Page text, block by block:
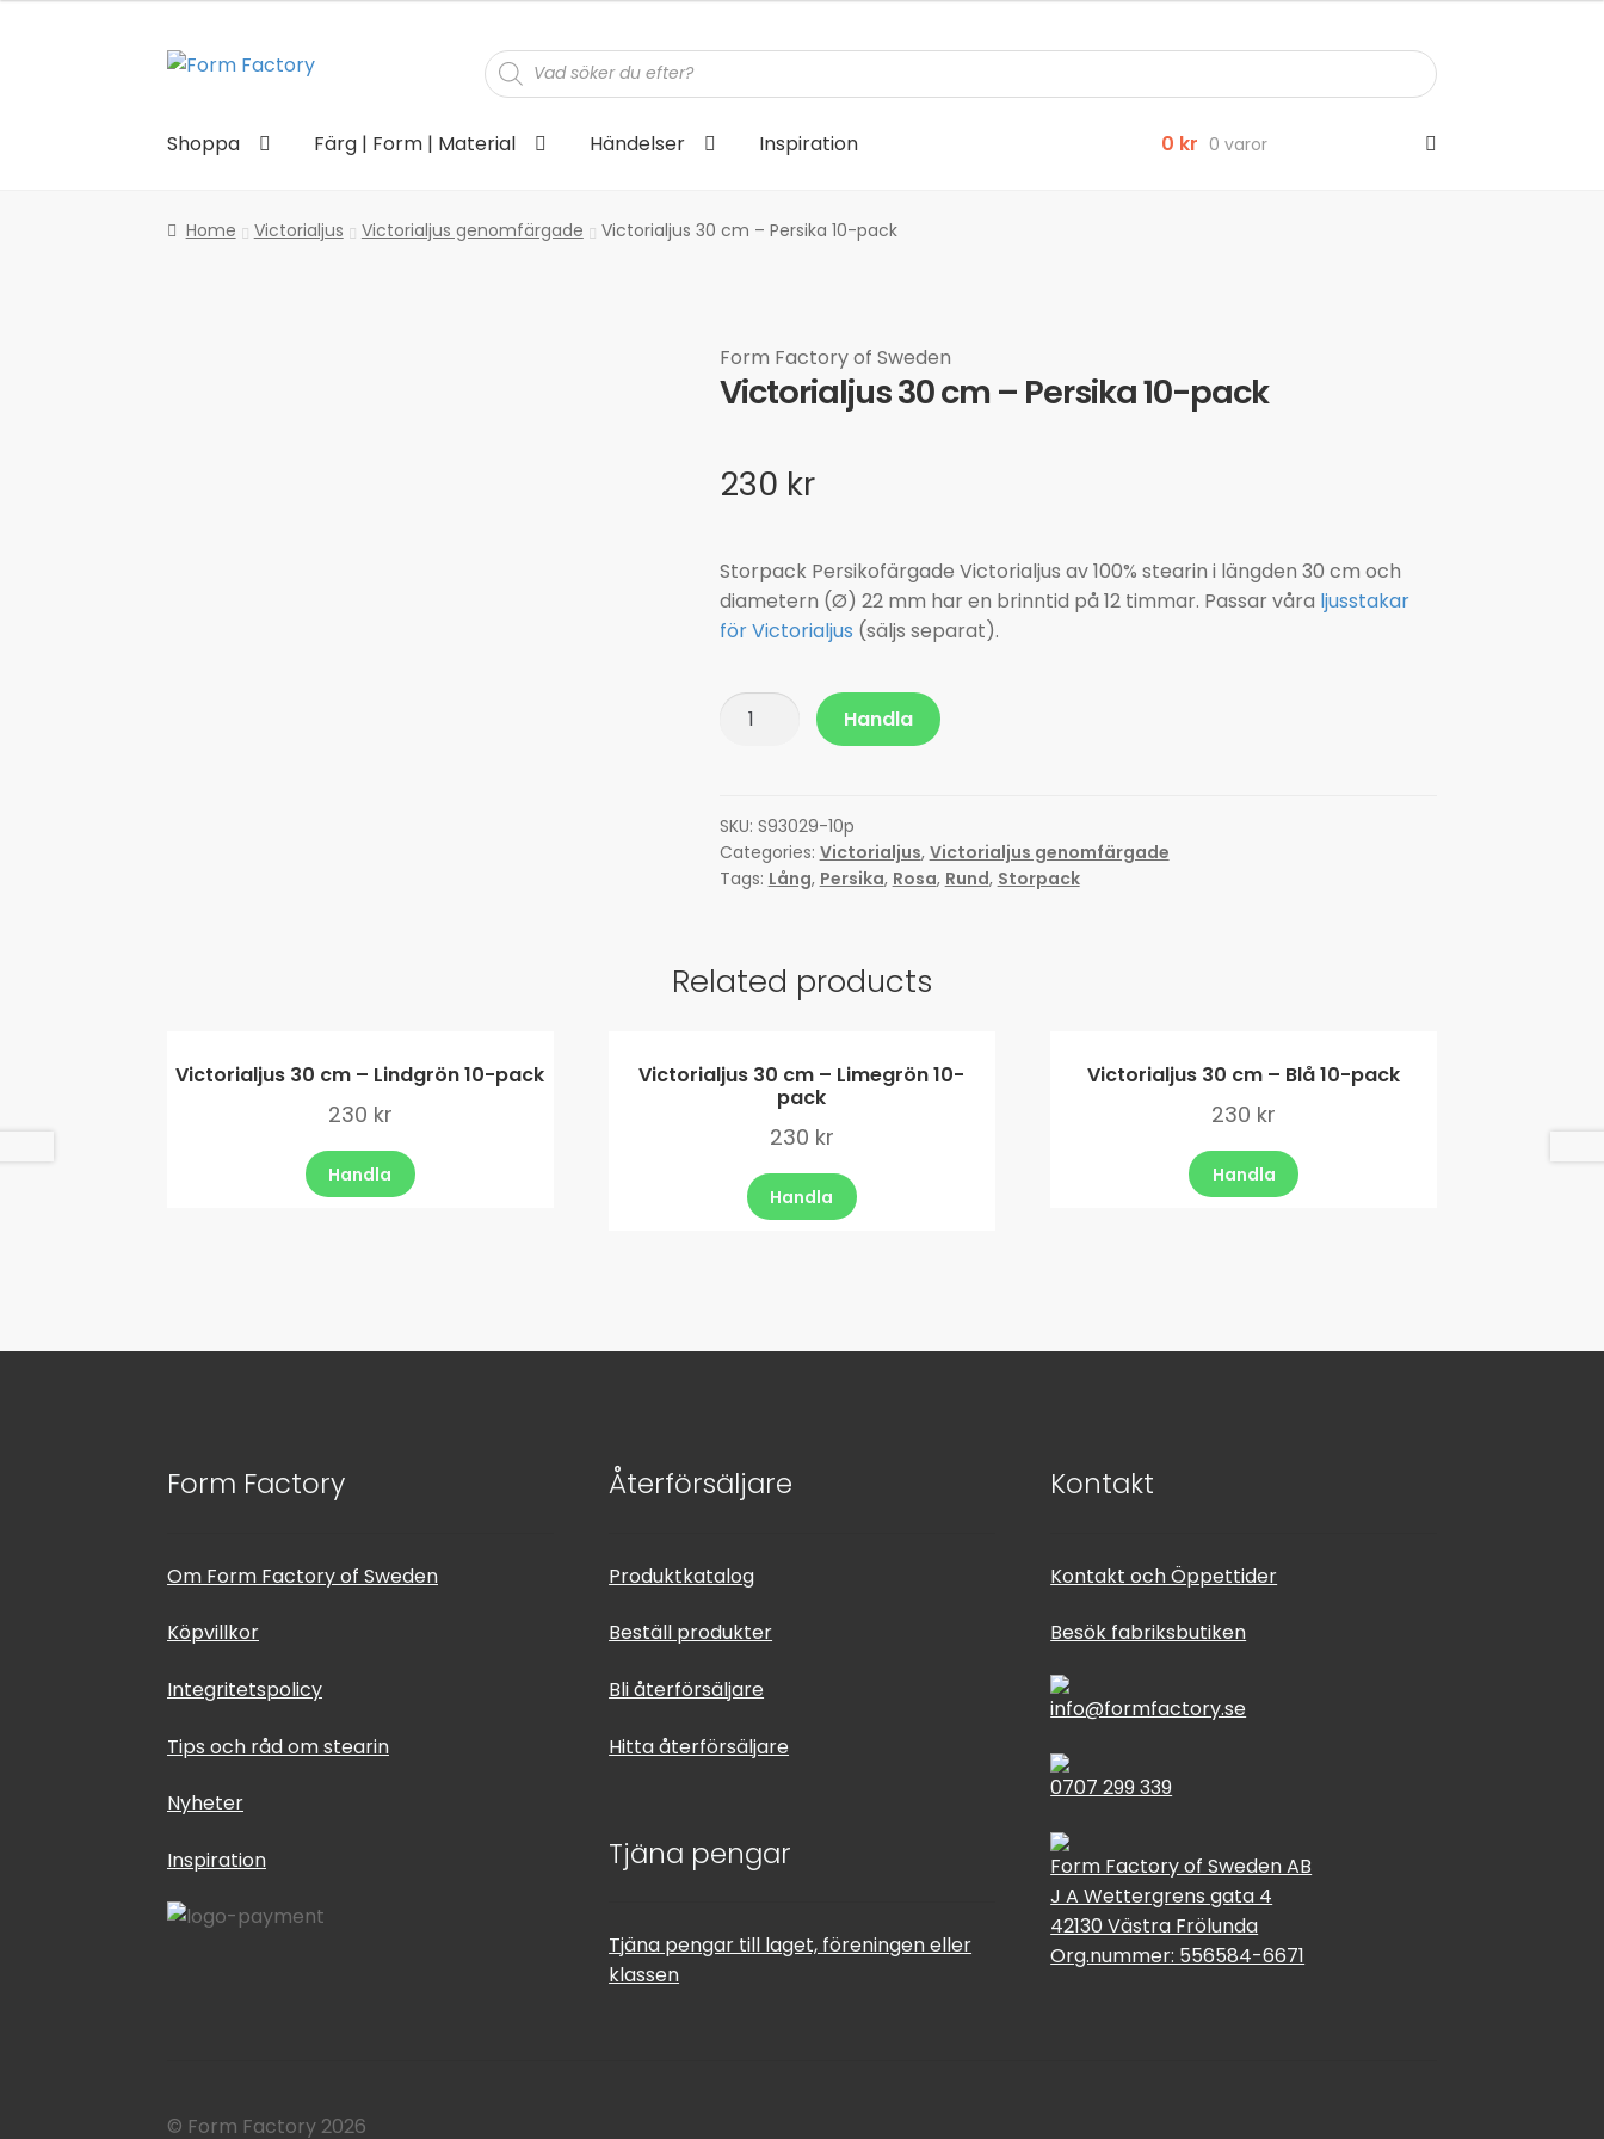
Hoppa
Hoppa
Products
search
Shoppa Färg | Form | Material Händelser Inspiration 0 kr 0 varor
Home Victorialjus Victorialjus genomfärgade Victorialjus 30 cm – Persika 10-pack
Form Factory of Sweden
Victorialjus 30 cm – Persika 10-pack
230 kr
Storpack Persikofärgade Victorialjus av 100% stearin i längden 30 cm och
diametern (Ø) 22 mm har en brinntid på 12 timmar. Passar våra ljusstakar
för Victorialjus (säljs separat).
Victorialjus
Persika
10-
pack
Handla
SKU: S93029-10p
Categories: Victorialjus, Victorialjus genomfärgade
Tags: Lång, Persika, Rosa, Rund, Storpack
Related products
Victorialjus 30 cm – Lindgrön 10-pack
230 kr
Handla
Victorialjus 30 cm – Limegrön 10-
pack
230 kr
Handla
Victorialjus 30 cm – Blå 10-pack
230 kr
Handla
Form Factory
Om Form Factory of Sweden
Köpvillkor
Integritetspolicy
Tips och råd om stearin
Nyheter
Inspiration
Återförsäljare
Produktkatalog
Beställ produkter
Bli återförsäljare
Hitta återförsäljare
Tjäna pengar
Tjäna pengar till laget, föreningen eller
klassen
Kontakt
Kontakt och Öppettider
Besök fabriksbutiken
info@formfactory.se
0707 299 339
Form Factory of Sweden AB
J A Wettergrens gata 4
42130 Västra Frölunda
Org.nummer: 556584-6671
© Form Factory 2026